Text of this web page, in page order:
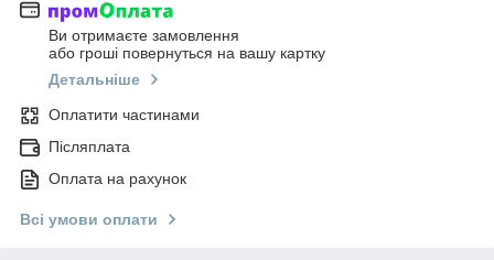
Ви отримаєте замовлення
або гроші повернуться на вашу картку
Детальніше
Оплатити частинами
Післяплата
Оплата на рахунок
Всі умови оплати